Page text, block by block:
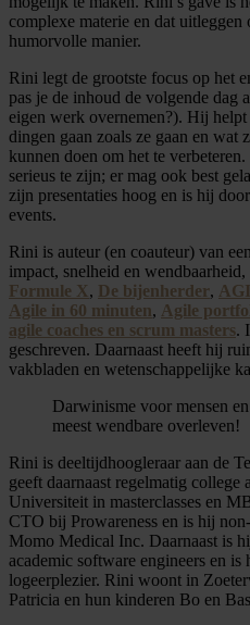
complexe materie en dat
humorvolle manier.
Rini legt de grootste focus op het
pas je de inhoud de volgende dag
eigen werk overnemen?). Hij
dingen gaan zoals ze gaan en wat
kunnen doen om het te
serieus te zijn; er mag ook best
zijn presentaties hoog en is hij
events.
Rini is auteur (en coauteur) van
impact, snelheid en
Formule X, De bijenherder,
Agile in 60 minuten, Agile
agile coaches en scrum masters.
geschreven. Daarnaast heeft hij
vakbladen en wetenschappelijke
Darwinisme voor mensen
meest wendbare overleven!
Rini is deeltijdhoogleraar aan de
geeft daarnaast regelmatig college
Universiteit in masterclasses en
CTO bij Prowareness en is hij
Momo Medical Inc. Daarnaast is
academic software engineers en
logeerplezier. Rini woont in
Patricia en hun kinderen Bo en